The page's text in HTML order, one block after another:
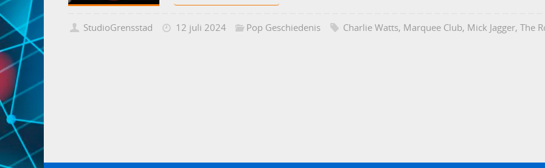
StudioGrensstad 12 juli 2024 Pop Geschiedenis Charlie Watts, Marquee Club, Mick Jagger,The